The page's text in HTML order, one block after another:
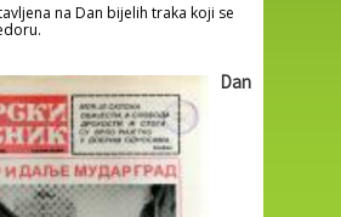
na Dan bijelih traka koji se
Dan